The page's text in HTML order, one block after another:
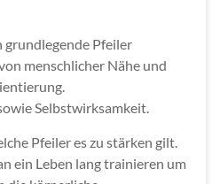
grundlegende Pfeiler
menschlicher Nähe und
Selbstwirksamkeit.
Pfeiler es zu stärken gilt.
ein Leben lang trainieren um